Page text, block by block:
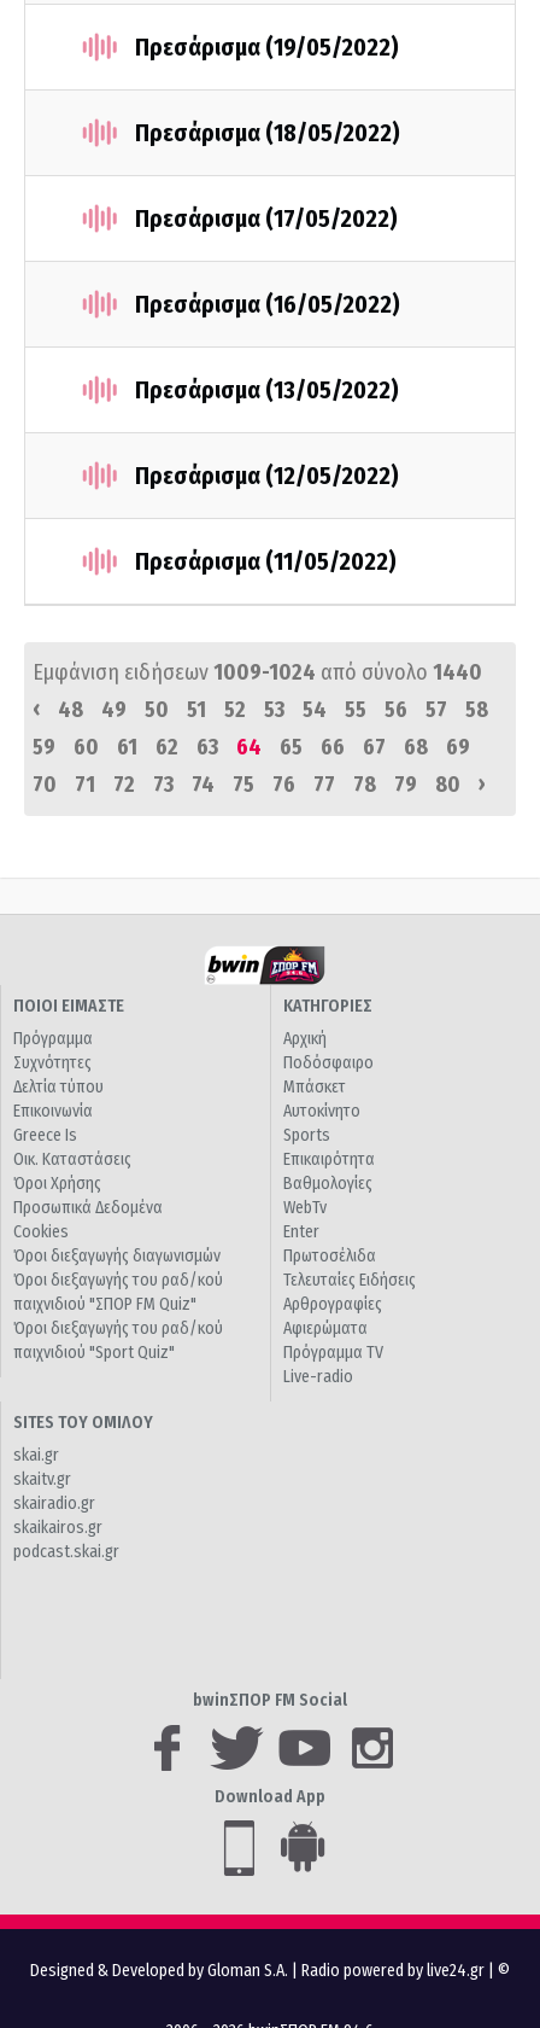
Πρεσάρισμα (19/05/2022)
Πρεσάρισμα (18/05/2022)
Πρεσάρισμα (17/05/2022)
Πρεσάρισμα (16/05/2022)
Πρεσάρισμα (13/05/2022)
Πρεσάρισμα (12/05/2022)
Πρεσάρισμα (11/05/2022)
Εμφάνιση ειδήσεων1009-1024 από σύνολο 1440
‹
48 49 50 51 52 53 54 55 56 57
58
59
60 61 62 63 64 65 66 67 68
69
70
71 72 73 74 75 76 77 78 79 80 ›
ΠΟΙΟΙ ΕΙΜΑΣΤΕ
Πρόγραμμα
Συχνότητες
Δελτία τύπου
Επικοινωνία
Greece Is
Οικ. Καταστάσεις
Όροι Χρήσης
Προσωπικά Δεδομένα
Cookies
Όροι διεξαγωγής διαγωνισμών
Όροι διεξαγωγής του ραδ/κού
παιχνιδιού "ΣΠΟΡ FM Quiz"
Όροι διεξαγωγής του ραδ/κού
παιχνιδιού "Sport Quiz"
ΚΑΤΗΓΟΡΙΕΣ
Αρχική
Ποδόσφαιρο
Μπάσκετ
Αυτοκίνητο
Sports
Επικαιρότητα
Βαθμολογίες
WebTv
Enter
Πρωτοσέλιδα
Τελευταίες Ειδήσεις
Αρθρογραφίες
Αφιερώματα
Πρόγραμμα TV
Live-radio
SITES ΤΟΥ ΟΜΙΛΟΥ
skai.gr
skaitv.gr
skairadio.gr
skaikairos.gr
podcast.skai.gr
bwinΣΠΟΡ FM Social
Download App
Designed & Developed by Gloman S.A. Radio powered by live24.gr | ©